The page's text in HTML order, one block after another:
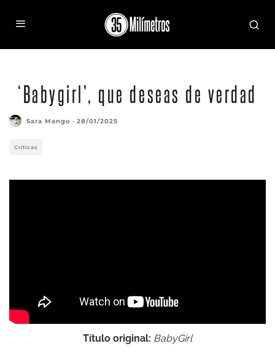
‘Babygirl’, que deseas de verdad
Sara Mango · 28/01/2025
Críticas
Título original: BabyGirl